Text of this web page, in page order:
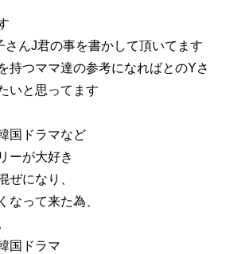
さんJ君の事を書かして頂いてます
持つママ達の参考になればとのYさ
いと思ってます
国ドラマなど
ーが大好き
ぜになり、
なって来た為、
国ドラマ